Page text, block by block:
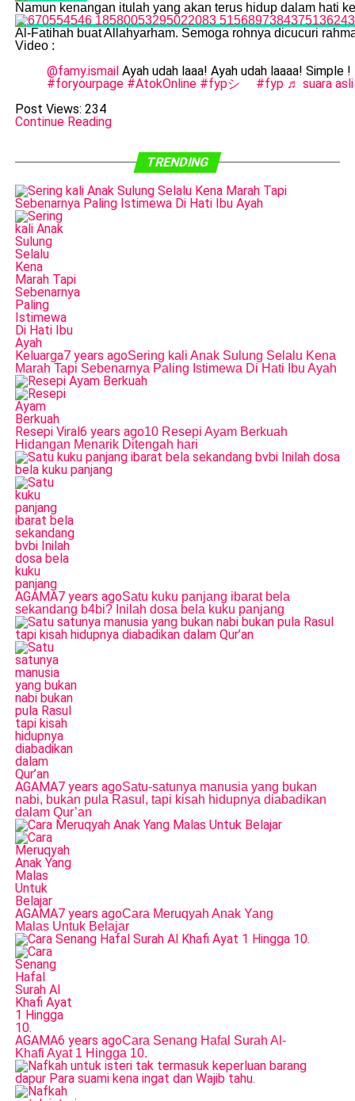
Namun kenangan itulah yang akan terus hidup dalam hati
Al-Fatihah buat Allahyarham. Semoga rohnya dicucuri
Video :
@famy.ismailAyah udah laaa! Ayah udah laaaa! Simple
#foryourpage #AtokOnline #fypシ゚ #fyp ♬ suara
Post Views: 234
Continue Reading
TRENDING
Keluarga7 years agoSering kali Anak Sulung Selalu Kena
Marah Tapi Sebenarnya Paling Istimewa Di Hati Ibu Ayah
Resepi Viral6 years ago10 Resepi Ayam Berkuah
Hidangan Menarik Ditengah hari
AGAMA7 years agoSatu kuku panjang ibarat bela
sekandang b4bi? Inilah dosa bela kuku panjang
AGAMA7 years agoSatu-satunya manusia yang bukan
nabi, bukan pula Rasul, tapi kisah hidupnya diabadikan
dalam Qur’an
AGAMA7 years agoCara Meruqyah Anak Yang
Malas Untuk Belajar
AGAMA6 years agoCara Senang Hafal Surah Al-
Khafi Ayat 1 Hingga 10.